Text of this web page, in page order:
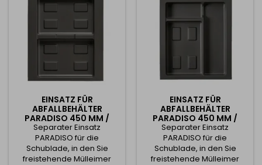
Zeichnung. Es ist möglich,...
Zeichnung. Es ist möglich,...
EINSATZ FÜR
ABFALLBEHÄLTER
PARADISO 450 MM /
ANTHRAZIT
Separater Einsatz
PARADISO für die
Schublade, in den Sie
freistehende Mülleimer
EINSATZ FÜR
ABFALLBEHÄLTER
PARADISO 450 MM /
ANTHRAZIT
Separater Einsatz
PARADISO für die
Schublade, in den Sie
freistehende Mülleimer